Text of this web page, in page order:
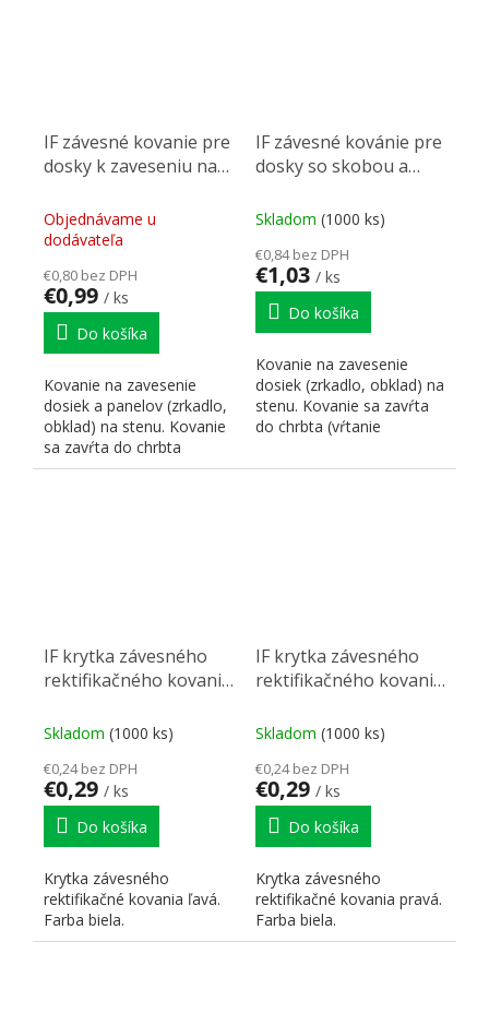
IF závesné kovanie pre
dosky k zaveseniu na
Objednávame u
dodávateľa
€0,80 bez DPH
€0,99 / ks
Do košíka
Kovanie na zavesenie
dosiek a panelov (zrkadlo,
obklad) na stenu. Kovanie
sa zavŕta do chrbta
(vŕtanie pr.35mm). Ako...
IF závesné kovánie pre
dosky so skobou a
Skladom (1000 ks)
€0,84 bez DPH
€1,03 / ks
Do košíka
Kovanie na zavesenie
dosiek (zrkadlo, obklad) na
stenu. Kovanie sa zavŕta
do chrbta (vŕtanie
IF krytka závesného
rektifikačného kovania
Skladom (1000 ks)
€0,24 bez DPH
€0,29 / ks
Do košíka
Krytka závesného
rektifikačné kovania ľavá.
Farba biela.
IF krytka závesného
rektifikačného kovania
Skladom (1000 ks)
€0,24 bez DPH
€0,29 / ks
Do košíka
Krytka závesného
rektifikačné kovania pravá.
Farba biela.